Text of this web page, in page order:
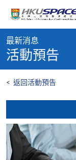
content
content
start
最新消息
活動預告
< 返回活動預告